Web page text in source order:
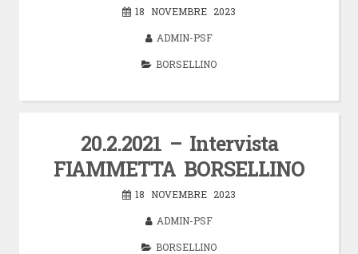
18 NOVEMBRE 2023
ADMIN-PSF
BORSELLINO
20.2.2021 – Intervista
FIAMMETTA BORSELLINO
18 NOVEMBRE 2023
ADMIN-PSF
BORSELLINO